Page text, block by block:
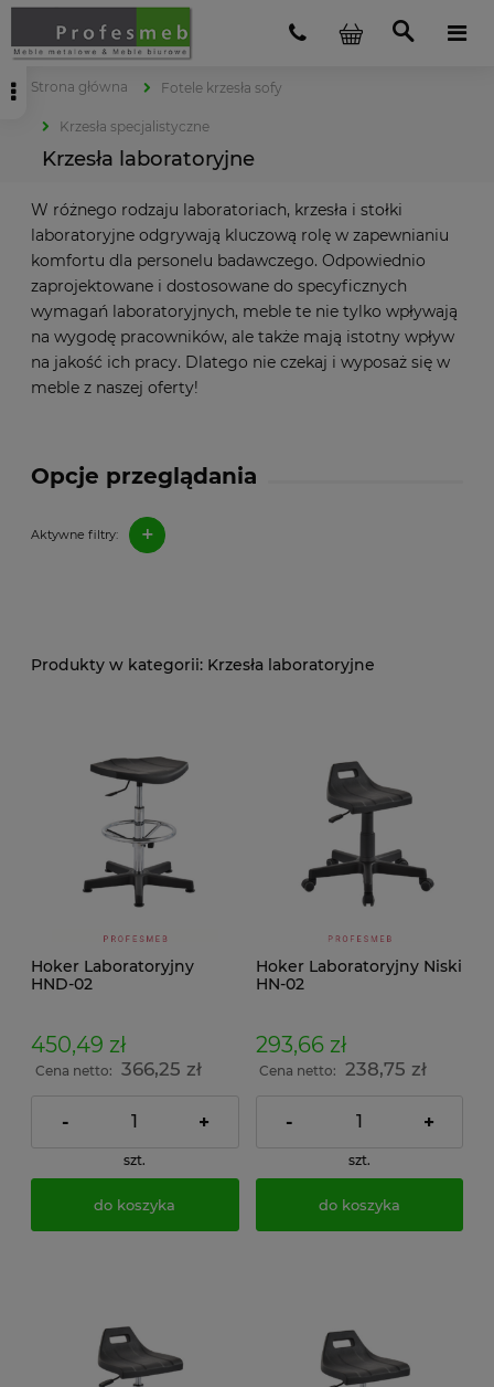
Strona główna Fotele krzesła sofy
Krzesła specjalistyczne
Krzesła laboratoryjne
Opcje przeglądania
Aktywne filtry: +
W różnego rodzaju laboratoriach, krzesła i stołki
laboratoryjne odgrywają kluczową rolę w zapewnianiu
komfortu dla personelu badawczego. Odpowiednio
zaprojektowane i dostosowane do specyficznych
wymagań laboratoryjnych, meble te nie tylko wpływają
na wygodę pracowników, ale także mają istotny wpływ
na jakość ich pracy. Dlatego nie czekaj i wyposaż się w
meble z naszej oferty!
Krzesła laboratoryjne
Hoker Laboratoryjny
HND-02
450,49 zł
Cena netto: 366,25 zł
- +
szt.
do koszyka
Hoker Laboratoryjny Niski
HN-02
293,66 zł
Cena netto: 238,75 zł
- +
szt.
do koszyka